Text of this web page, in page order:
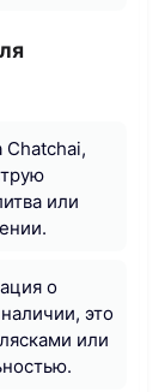
Chatchai,
или
о
это
или